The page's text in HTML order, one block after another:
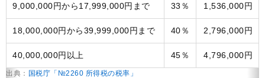
9,000,000円から17,999,000円まで 33％ 1,536,000円
18,000,000円から39,999,000円まで 40％ 2,796,000円
40,000,000円以上 45％ 4,796,000円
出典： 国税庁「№2260 所得税の税率」